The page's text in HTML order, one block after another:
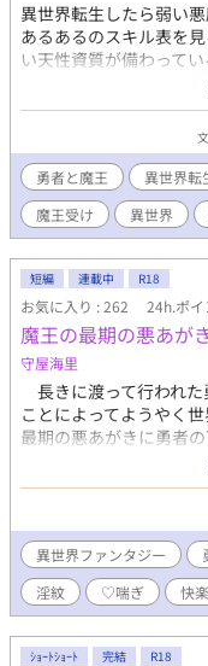
異世界転生したら弱い
あるあるのスキル表を
い天性資質が備わって
ルフちゃんと結婚した
ていくうちに何故か魔
きこもり生活を送って
者のスキルは……え！
Lv.10000、愛情Max～～
ベルズにも投稿してお
す。
勇者と魔王 異世界転
魔王受け
異世界
短編 連載中 R18
お気に入り : 262 24h.ポイ
魔王の最期の悪あが
守屋海里
長きに渡って行われ
ことによってようや
最期の悪あがきに勇者
みを感じた勇者だった
魔王討伐の報告をして
旅立った。 魔王討伐
か濃くなり、とある村
は、下腹部の甘い疼き
日課になっている薬草
とで、アルトの生活は淫
――……。 ※不定期更新
います。
異世界ファンタジー
淫紋
♡喘ぎ 快
ｼｮｰﾄｼｮｰﾄ 完結 R18